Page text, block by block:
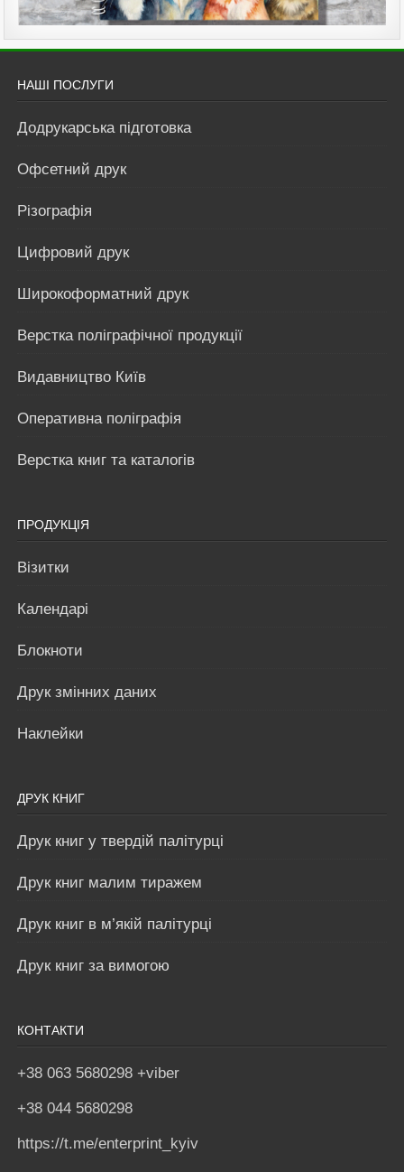
НАШІ ПОСЛУГИ
Додрукарська підготовка
Офсетний друк
Різографія
Цифровий друк
Широкоформатний друк
Верстка поліграфічної продукції
Видавництво Київ
Оперативна поліграфія
Верстка книг та каталогів
ПРОДУКЦІЯ
Візитки
Календарі
Блокноти
Друк змінних даних
Наклейки
ДРУК КНИГ
Друк книг у твердій палітурці
Друк книг малим тиражем
Друк книг в м’якій палітурці
Друк книг за вимогою
КОНТАКТИ
+38 063 5680298 +viber
+38 044 5680298
https://t.me/enterprint_kyiv